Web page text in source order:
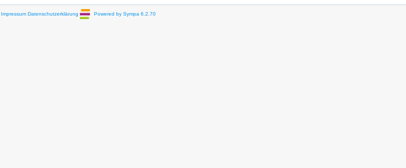
Impressum Datenschutzerklärung Powered by Sympa 6.2.70